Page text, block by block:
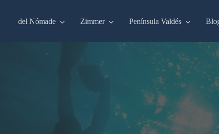
del Nómade Zimmer Península Valdés